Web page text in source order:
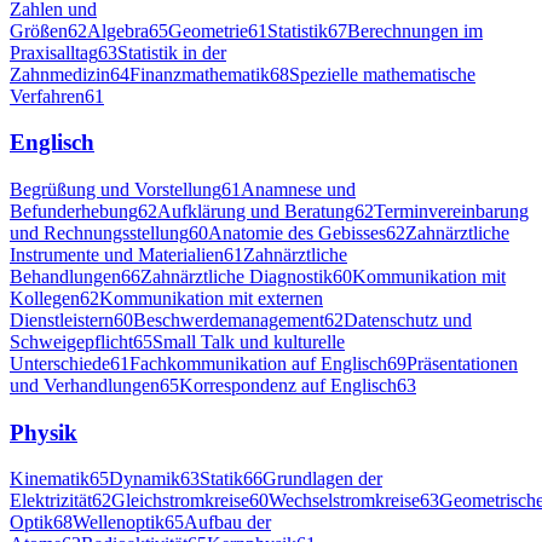
Zahlen und
Größen62Algebra65Geometrie61 Statistik67Berechnungen im
Praxisalltag63Statistik in der
Zahnmedizin64Finanzmathematik68Spezielle mathematische
Verfahren61
Englisch
Begrüßung und Vorstellung61 Anamnese und
Befunderhebung62Aufklärung und Beratung62Terminvereinbarung
und Rechnungsstellung60Anatomie des Gebisses62Zahnärztliche
Instrumente und Materialien61 Zahnärztliche
Behandlungen66Zahnärztliche Diagnostik60Kommunikation mit
Kollegen62Kommunikation mit externen
Dienstleistern60Beschwerdemanagement62Datenschutz und
Schweigepflicht65Small Talk und kulturelle
Unterschiede61Fachkommunikation auf Englisch69Präsentationen
und Verhandlungen65Korrespondenz auf Englisch63
Physik
Kinematik65Dynamik63Statik66Grundlagen der
Elektrizität62Gleichstromkreise60Wechselstromkreise63
Optik68Wellenoptik65Aufbau der